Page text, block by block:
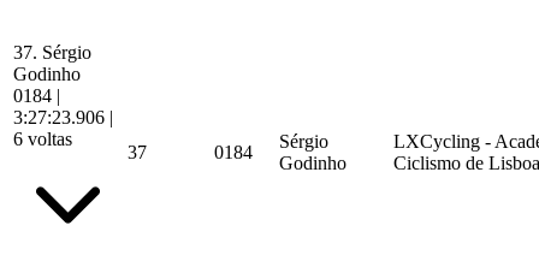
37. Sérgio
Godinho
0184 |
3:27:23.906 |
6 voltas
37 0184
Sérgio
Godinho
LXCycling -
Ciclismo de Lisboa